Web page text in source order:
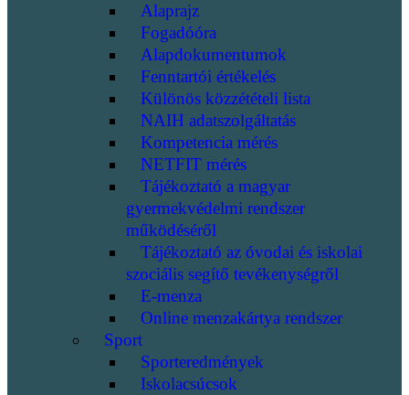
Alaprajz
Fogadóóra
Alapdokumentumok
Fenntartói értékelés
Különös közzétételi lista
NAIH adatszolgáltatás
Kompetencia mérés
NETFIT mérés
Tájékoztató a magyar
gyermekvédelmi rendszer
működéséről
Tájékoztató az óvodai és iskolai
szociális segítő tevékenységről
E-menza
Online menzakártya rendszer
Sport
Sporteredmények
Iskolacsúcsok